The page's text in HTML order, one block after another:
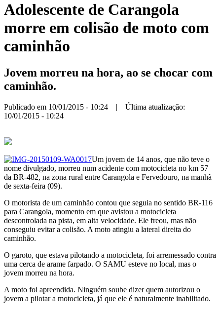
Adolescente de Carangola
morre em colisão de moto com
caminhão
Jovem morreu na hora, ao se chocar com
caminhão.
Publicado em 10/01/2015 - 10:24 | Última atualização:
10/01/2015 - 10:24
Um jovem de 14 anos, que não teve o
nome divulgado, morreu num acidente com motocicleta no km 57
da BR-482, na zona rural entre Carangola e Fervedouro, na manhã
de sexta-feira (09).
O motorista de um caminhão contou que seguia no sentido BR-116
para Carangola, momento em que avistou a motocicleta
descontrolada na pista, em alta velocidade. Ele freou, mas não
conseguiu evitar a colisão. A moto atingiu a lateral direita do
caminhão.
O garoto, que estava pilotando a motocicleta, foi arremessado contra
uma cerca de arame farpado. O SAMU esteve no local, mas o
jovem morreu na hora.
A moto foi apreendida. Ninguém soube dizer quem autorizou o
jovem a pilotar a motocicleta, já que ele é naturalmente inabilitado.